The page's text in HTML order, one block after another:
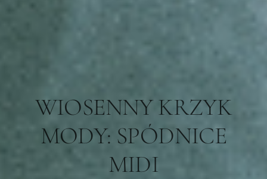
WIOSENNY KRZYK
MODY: SPÓDNICE
MIDI